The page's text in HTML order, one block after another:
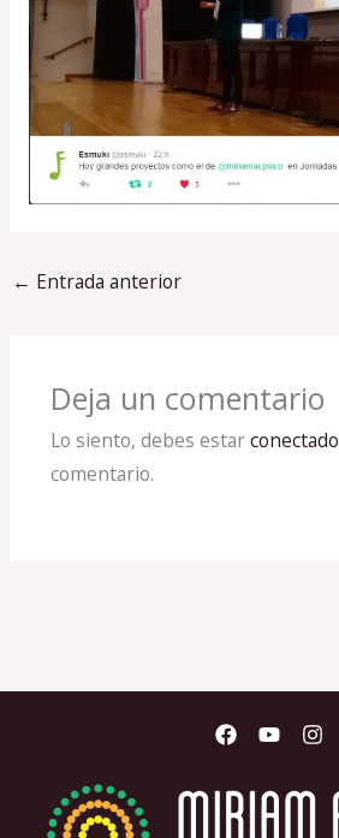
← Entrada anterior
Deja un comentario
Lo siento, debes estarconectado
comentario.